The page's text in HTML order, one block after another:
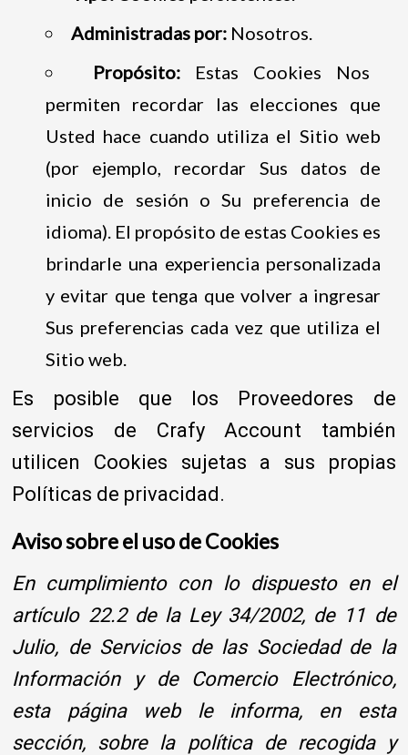
Administradas por:Nosotros.
Propósito:Estas Cookies Nos
permiten recordar las elecciones que
Usted hace cuando utiliza el Sitio web
(por ejemplo, recordar Sus datos de
inicio de sesión o Su preferencia de
idioma). El propósito de estas Cookies es
brindarle una experiencia personalizada
y evitar que tenga que volver a ingresar
Sus preferencias cada vez que utiliza el
Sitio web.
Es posible que los Proveedores de
servicios de Crafy Account también
utilicen Cookies sujetas a sus propias
Políticas de privacidad.
Aviso sobre el uso de Cookies
En cumplimiento con lo dispuesto en el
artículo 22.2 de la Ley 34/2002, de 11 de
Julio, de Servicios de las Sociedad de la
Información y de Comercio Electrónico,
esta página web le informa, en esta
sección, sobre la política de recogida y